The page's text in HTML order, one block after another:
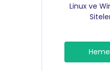
Linux ve